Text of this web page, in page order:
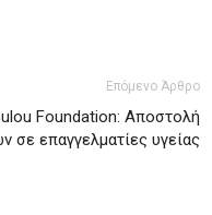
Επόμενο Άρθρο
Foundation: Αποστολή
σε επαγγελματίες υγείας